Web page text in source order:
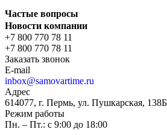
Частые вопросы
Новости компании
+7 800 770 78 11
+7 800 770 78 11
Заказать звонок
E-mail
inbox@samovartime.ru
Адрес
614077, г. Пермь, ул. Пушкарская,
Режим работы
Пн. – Пт.: с 9:00 до 18:00